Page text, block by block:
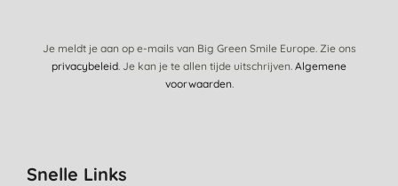
Je meldt je aan op e-mails van Big Green Smile Europe. Zie ons
privacybeleid. Je kan je te allen tijde uitschrijven. Algemene
voorwaarden.
Snelle Links